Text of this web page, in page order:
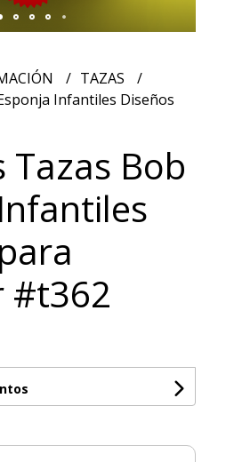
TAZAS
Infantiles Diseños
Tazas Bob
#t362